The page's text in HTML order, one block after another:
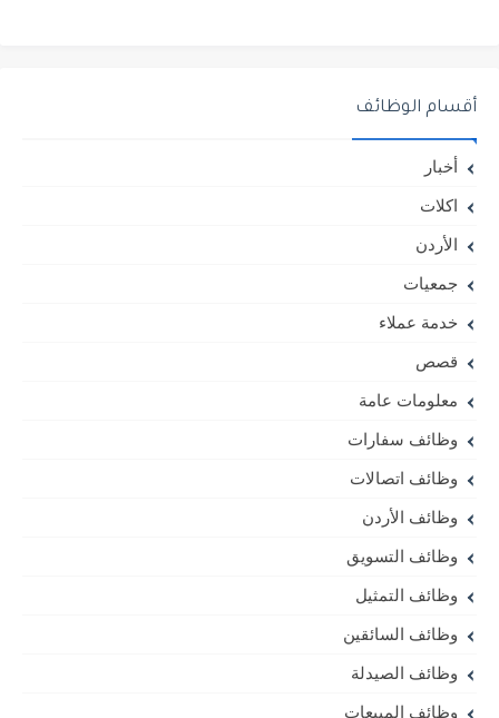
أقسام الوظائف
أخبار
اكلات
الأردن
جمعيات
خدمة عملاء
قصص
معلومات عامة
وظائف سفارات
وظائف اتصالات
وظائف الأردن
وظائف التسويق
وظائف التمثيل
وظائف السائقين
وظائف الصيدلة
وظائف المبيعات